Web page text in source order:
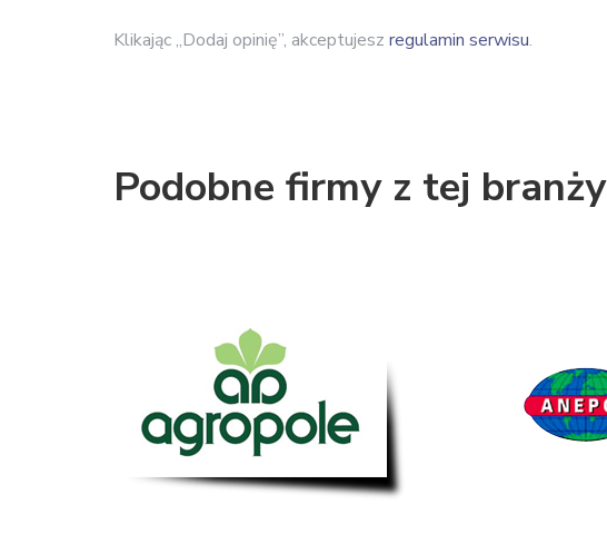
Klikając „Dodaj opinię”, akceptujesz regulamin serwisu.
Podobne firmy z tej branży